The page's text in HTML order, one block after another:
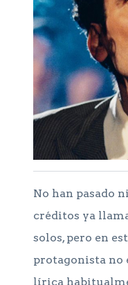
No han pasado
créditos ya
solos, pero en
protagonista no
lírica